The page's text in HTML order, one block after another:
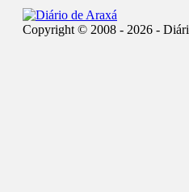
Copyright © 2008 - 2026 -